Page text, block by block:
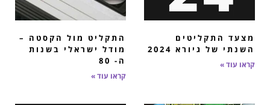
מצעד התקליטים
השנתי של גיורא 2024
קראו עוד »
התקליט מול הקסטה –
מודל ישראלי בשנות
ה- 80
קראו עוד »